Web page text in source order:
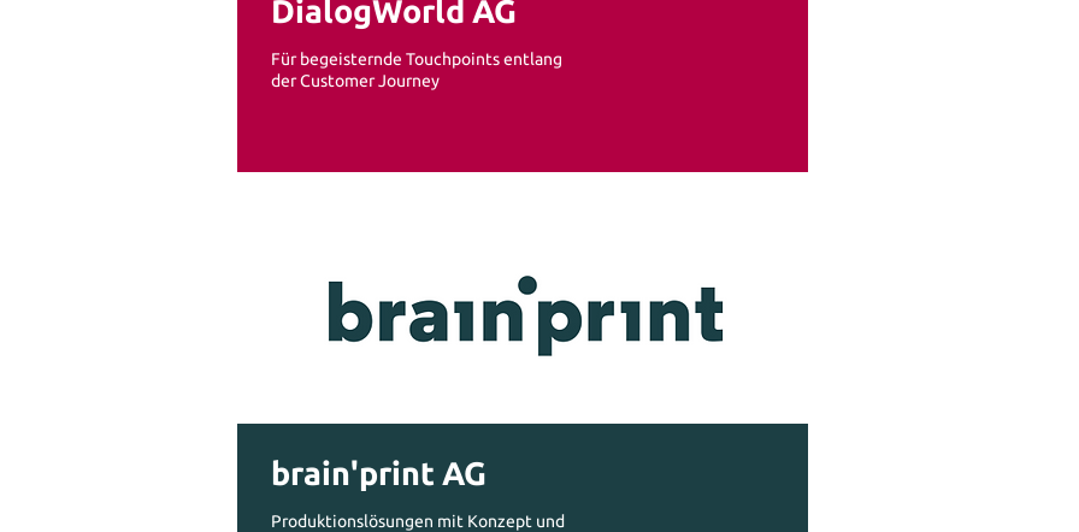
DialogWorld AG
Für begeisternde Touchpoints entlang
der Customer Journey
brain'print AG
Produktionslösungen mit Konzept und